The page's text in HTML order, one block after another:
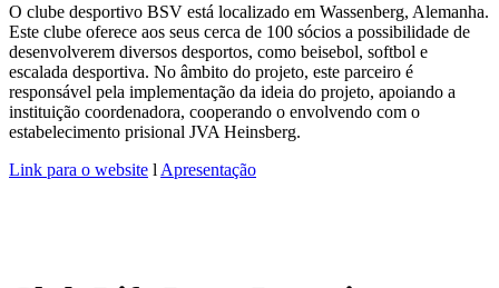
O clube desportivo BSV está localizado em Wassenberg, Alemanha.
Este clube oferece aos seus cerca de 100 sócios a possibilidade de
desenvolverem diversos desportos, como beisebol, softbol e
escalada desportiva. No âmbito do projeto, este parceiro é
responsável pela implementação da ideia do projeto, apoiando a
instituição coordenadora, cooperando o envolvendo com o
estabelecimento prisional JVA Heinsberg.
Link para o website l Apresentação